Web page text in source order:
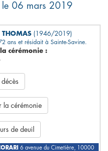
le 06 mars 2019
(1946/2019)
ans et résidait à Sainte-Savine.
cérémonie :
la cérémonie
de deuil
6 avenue du Cimetière, 10000